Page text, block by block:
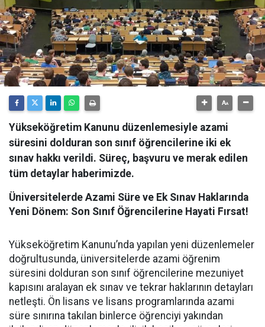
Yükseköğretim Kanunu düzenlemesiyle azami
süresini dolduran son sınıf öğrencilerine iki ek
sınav hakkı verildi. Süreç, başvuru ve merak edilen
tüm detaylar haberimizde.
Üniversitelerde Azami Süre ve Ek Sınav Haklarında
Yeni Dönem: Son Sınıf Öğrencilerine Hayati Fırsat!
​Yükseköğretim Kanunu’nda yapılan yeni düzenlemeler
doğrultusunda, üniversitelerde azami öğrenim
süresini dolduran son sınıf öğrencilerine mezuniyet
kapısını aralayan ek sınav ve tekrar haklarının detayları
netleşti. Ön lisans ve lisans programlarında azami
süre sınırına takılan binlerce öğrenciyi yakından